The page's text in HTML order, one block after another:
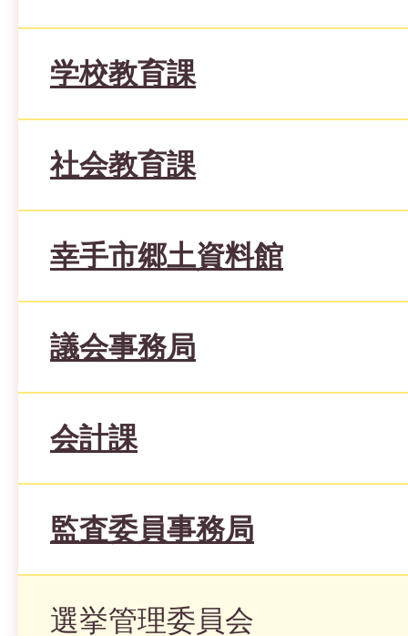
学校教育課
社会教育課
幸手市郷土資料館
議会事務局
会計課
監査委員事務局
選挙管理委員会